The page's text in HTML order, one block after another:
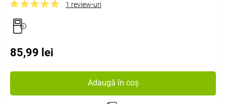
1 review-uri
85,99 lei
Adaugă în coș